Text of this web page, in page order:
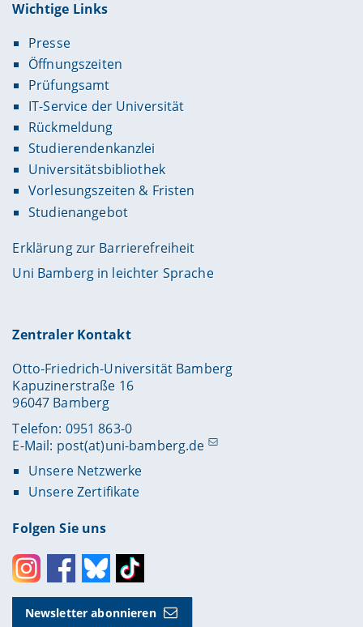
Wichtige Links
Presse
Öffnungszeiten
Prüfungsamt
IT-Service der Universität
Rückmeldung
Studierendenkanzlei
Universitätsbibliothek
Vorlesungszeiten & Fristen
Studienangebot
Erklärung zur Barrierefreiheit
Uni Bamberg in leichter Sprache
Zentraler Kontakt
Otto-Friedrich-Universität Bamberg
Kapuzinerstraße 16
96047 Bamberg
Telefon: 0951 863-0
E-Mail: post(at)uni-bamberg.de
Unsere Netzwerke
Unsere Zertifikate
Folgen Sie uns
InstagramFacebookBlueskyToktok
Newsletter abonnieren